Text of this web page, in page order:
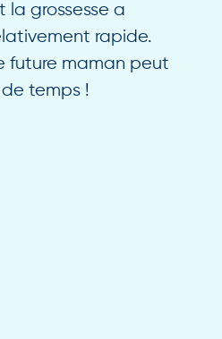
grossesse a
rapide.
future maman peut
temps !